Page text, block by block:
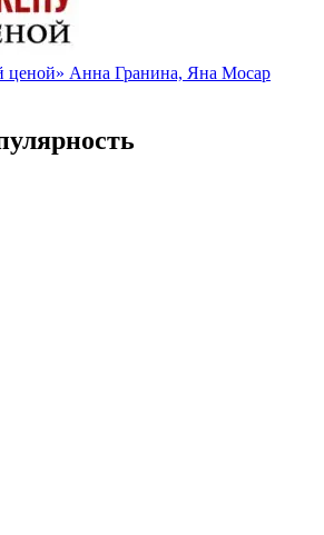
ценой» Анна Гранина, Яна Мосар